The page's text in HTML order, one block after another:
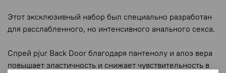
Этот эксклюзивный набор был специально разработан
для расслабленного, но интенсивного анального секса.
Спрей pjur Back Door благодаря пантенолу и алоэ вера
повышает эластичность и снижает чувствительность в